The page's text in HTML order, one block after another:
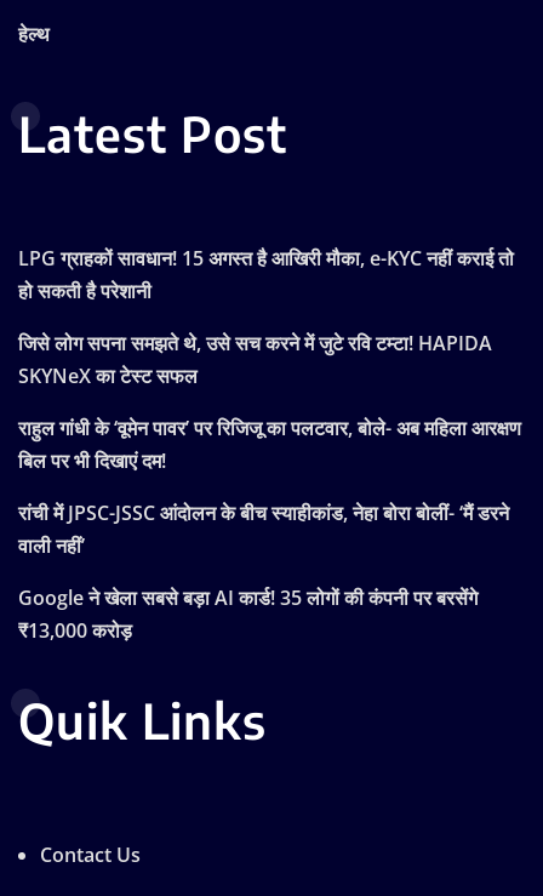
हेल्थ
Latest Post
LPG ग्राहकों सावधान! 15 अगस्त है आखिरी मौका, e-KYC नहीं कराई तो
हो सकती है परेशानी
जिसे लोग सपना समझते थे, उसे सच करने में जुटे रवि टम्टा! HAPIDA
SKYNeX का टेस्ट सफल
राहुल गांधी के ‘वूमेन पावर’ पर रिजिजू का पलटवार, बोले- अब महिला आरक्षण
बिल पर भी दिखाएं दम!
रांची में JPSC-JSSC आंदोलन के बीच स्याहीकांड, नेहा बोरा बोलीं- ‘मैं डरने
वाली नहीं’
Google ने खेला सबसे बड़ा AI कार्ड! 35 लोगों की कंपनी पर बरसेंगे
₹13,000 करोड़
Quik Links
Contact Us